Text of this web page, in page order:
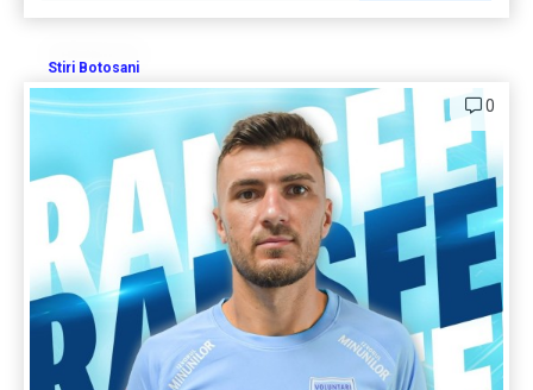
Stiri Botosani
0